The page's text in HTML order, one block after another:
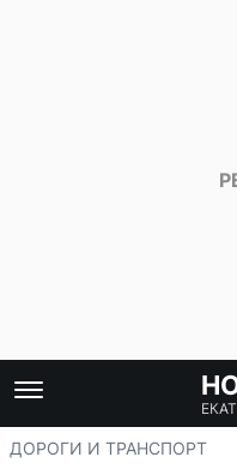
ДОРОГИ И ТРАНСПОРТ